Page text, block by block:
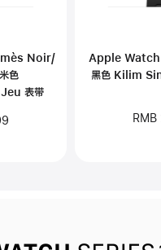
Noir/
色
表带
Apple
黑色 Kilim